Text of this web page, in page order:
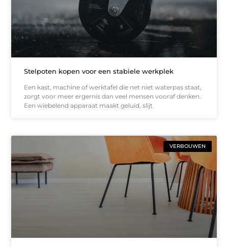
Stelpoten kopen voor een stabiele werkplek
Een kast, machine of werktafel die net niet waterpas staat,
zorgt voor meer ergernis dan veel mensen vooraf denken.
Een wiebelend apparaat maakt geluid, slijt
VERBOUWEN